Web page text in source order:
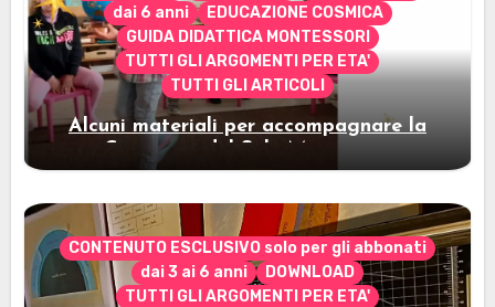
dai 6 anni
EDUCAZIONE COSMICA
GUIDA DIDATTICA MONTESSORI
TUTTI GLI ARGOMENTI PER ETA'
TUTTI GLI ARTICOLI
Alcuni materiali per accompagnare la
Cerimonia del Sole Montessori
CONTENUTO ESCLUSIVO solo per gli abbonati
dai 3 ai 6 anni
DOWNLOAD
TUTTI GLI ARGOMENTI PER ETA'